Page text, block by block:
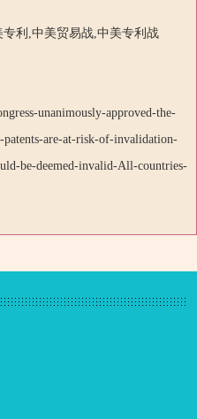
利,中美贸易战,中美专利战
unanimously-approved-the-
are-at-risk-of-invalidation-
be-deemed-invalid-All-countries-